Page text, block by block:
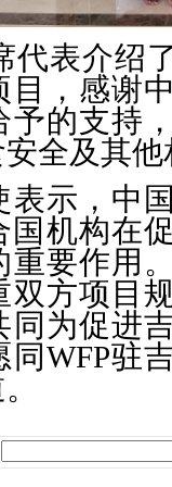
代表介绍
目，感谢
予的支持
全及其
表示，中
国机构在
重要作用
双方项目
同为促进
同WFP驻